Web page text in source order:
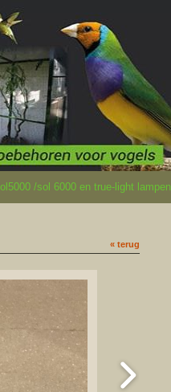
/sol 6000 en true-light lampen
« terug